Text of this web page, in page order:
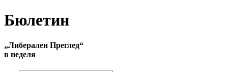
Бюлетин
„Либерален Преглед“
в неделя